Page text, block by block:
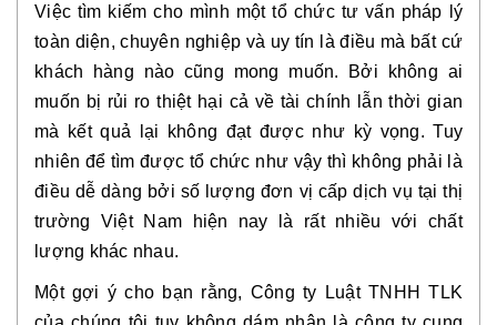
Việc tìm kiếm cho mình một tổ chức tư vấn pháp lý
toàn diện, chuyên nghiệp và uy tín là điều mà bất cứ
khách hàng nào cũng mong muốn. Bởi không ai
muốn bị rủi ro thiệt hại cả về tài chính lẫn thời gian
mà kết quả lại không đạt được như kỳ vọng. Tuy
nhiên để tìm được tổ chức như vậy thì không phải là
điều dễ dàng bởi số lượng đơn vị cấp dịch vụ tại thị
trường Việt Nam hiện nay là rất nhiều với chất
lượng khác nhau.
Một gợi ý cho bạn rằng, Công ty Luật TNHH TLK